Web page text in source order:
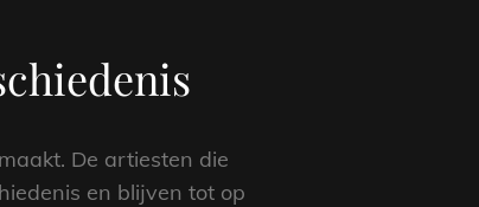
De artiesten die
en blijven tot op